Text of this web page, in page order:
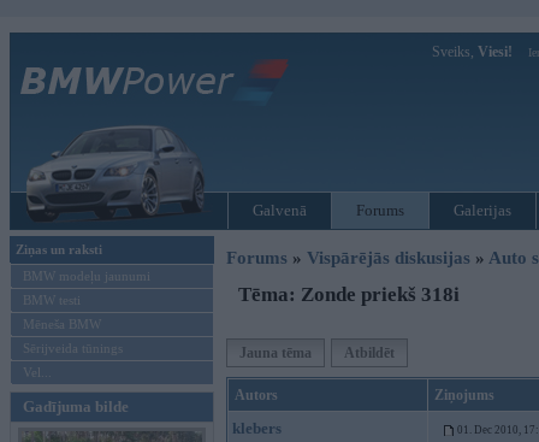
Sveiks, Viesi!
Galvenā Forums Galerijas
Ziņas un raksti
BMW modeļu jaunumi
BMW testi
Mēneša BMW
Sērijveida tūnings
Vel...
Gadījuma bilde
Forums » Vispārējās diskusijas » Auto
Tēma: Zonde priekš 318i
Jauna tēma Atbildēt
Autors Ziņojums
klebers 01. Dec 2010,